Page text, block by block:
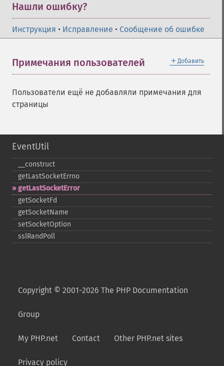
Нашли ошибку?
Инструкция • Исправление • Сообщение об ошибке
＋ Добавить
Примечания пользователей
Пользователи ещё не добавляли примечания для
страницы
EventUtil
_​_​construct
getLastSocketErrno
getLastSocketError
getSocketFd
getSocketName
setSocketOption
sslRandPoll
Copyright © 2001-2026 The PHP Documentation
Group
My PHP.net Contact Other PHP.net sites
Privacy policy